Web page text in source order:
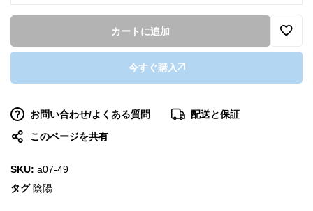
カートに追加
今すぐ購入
お問い合わせ/よくある質問
配送と保証
このページを共有
SKU: a07-49
タグ 陰陽